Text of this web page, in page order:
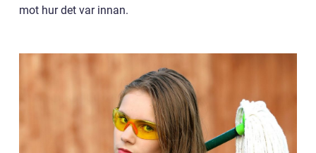
mot hur det var innan.